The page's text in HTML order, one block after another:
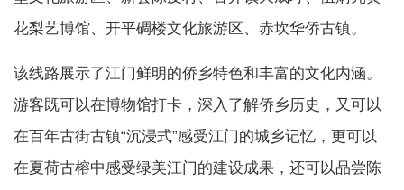
花梨艺博馆、开平碉楼文化旅游区、赤坎华侨古镇。
该线路展示了江门鲜明的侨乡特色和丰富的文化内涵。
游客既可以在博物馆打卡，深入了解侨乡历史，又可以
在百年古街古镇“沉浸式”感受江门的城乡记忆，更可以
在夏荷古榕中感受绿美江门的建设成果，还可以品尝陈